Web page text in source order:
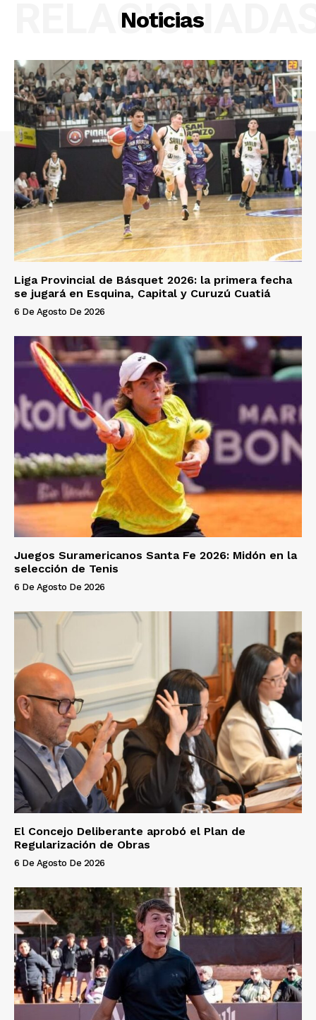
Noticias
Liga Provincial de Básquet 2026: la primera fecha
se jugará en Esquina, Capital y Curuzú Cuatiá
6 De Agosto De 2026
Juegos Suramericanos Santa Fe 2026: Midón en la
selección de Tenis
6 De Agosto De 2026
El Concejo Deliberante aprobó el Plan de
Regularización de Obras
6 De Agosto De 2026